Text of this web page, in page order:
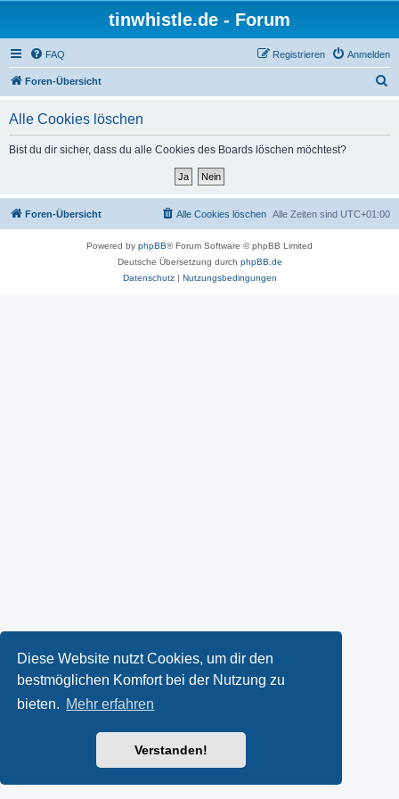
Diese Website nutzt Cookies, um dir den
bestmöglichen Komfort bei der Nutzung zu
bieten. Mehr erfahren
Verstanden!
tinwhistle.de - Forum
FAQ Anmelden
Registrieren
Foren-Übersicht
Alle Cookies löschen
Bist du dir sicher, dass du alle Cookies des Boards löschen möchtest?
Foren-Übersicht Alle Zeiten sind UTC+01:00
Alle Cookies löschen
Powered by phpBB® Forum Software © phpBB Limited
Deutsche Übersetzung durch phpBB.de
Datenschutz| Nutzungsbedingungen